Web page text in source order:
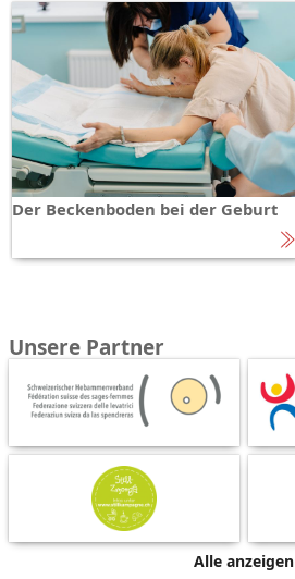
Der Beckenboden bei der Geburt
Unsere Partner
Alle anzeigen